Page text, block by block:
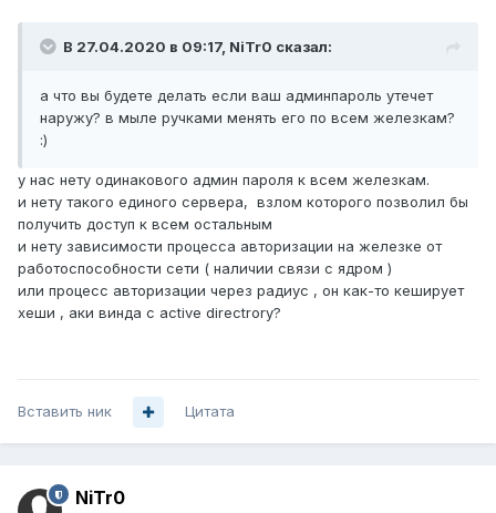
В 27.04.2020 в 09:17, NiTr0 сказал:
а что вы будете делать если ваш админпароль утечет
наружу? в мыле ручками менять его по всем железкам?
:)
у нас нету одинакового админ пароля к всем железкам.
и нету такого единого сервера, взлом которого позволил бы
получить доступ к всем остальным
и нету зависимости процесса авторизации на железке от
работоспособности сети ( наличии связи с ядром )
или процесс авторизации через радиус , он как-то кеширует
хеши , аки винда с active directrory?
Вставить ник Цитата
NiTr0